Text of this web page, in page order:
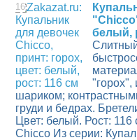
16
белый,
"горох",
шариком;
груди и бедрах.
Цвет: белый. Рост: 116
Chicco Из серии: